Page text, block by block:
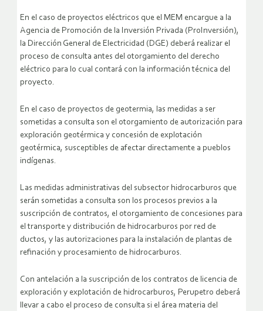
En el caso de proyectos eléctricos que el MEM encargue a la
Agencia de Promoción de la Inversión Privada (ProInversión),
la Dirección General de Electricidad (DGE) deberá realizar el
proceso de consulta antes del otorgamiento del derecho
eléctrico para lo cual contará con la información técnica del
proyecto.
En el caso de proyectos de geotermia, las medidas a ser
sometidas a consulta son el otorgamiento de autorización para
exploración geotérmica y concesión de explotación
geotérmica, susceptibles de afectar directamente a pueblos
indígenas.
Las medidas administrativas del subsector hidrocarburos que
serán sometidas a consulta son los procesos previos a la
suscripción de contratos, el otorgamiento de concesiones para
el transporte y distribución de hidrocarburos por red de
ductos, y las autorizaciones para la instalación de plantas de
refinación y procesamiento de hidrocarburos.
Con antelación a la suscripción de los contratos de licencia de
exploración y explotación de hidrocarburos, Perupetro deberá
llevar a cabo el proceso de consulta si el área materia del